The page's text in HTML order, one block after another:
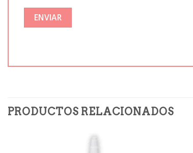
PRODUCTOS RELACIONADOS